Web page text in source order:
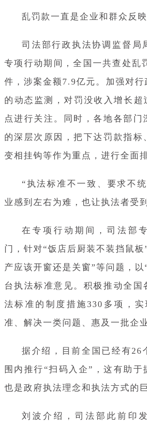
乱罚款一直是企业和群众反
司法部行政执法协调监督局
专项行动期间，全国一共查处乱
件，涉案金额7.9亿元。加强对行
的动态监测，对罚没收入增长超
点进行关注。同时，各地各部门
的深层次原因，把下达罚款指标
变相挂钩等作为重点，进行全面
“执法标准不一致、要求不
业感到左右为难，也让执法者受
在专项行动期间，司法部
门，针对“饭店后厨装不装挡鼠板
产应该开窗还是关窗”等问题，以
台执法标准意见。积极推动全国
法标准的制度措施330多项，
准、解决一类问题、惠及一批企
据介绍，目前全国已经有26
围内推行“扫码入企”，这有助于
也是政府执法理念和执法方式的
刘波介绍，司法部此前印